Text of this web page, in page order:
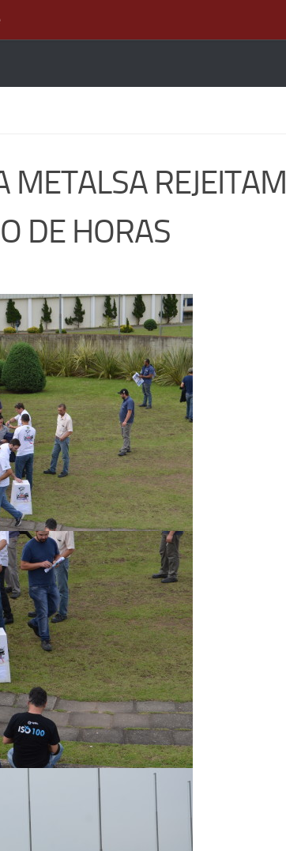
METALSA REJEITAM
DE HORAS